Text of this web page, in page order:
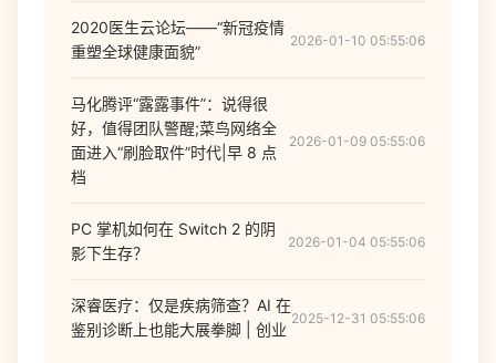
2020医生云论坛——“新冠疫情
重塑全球健康面貌”
2026-01-10 05:55:06
马化腾评“露露事件”：说得很
好，值得团队警醒;菜鸟网络全
面进入“刷脸取件”时代|早 8 点
档
2026-01-09 05:55:06
PC 掌机如何在 Switch 2 的阴
影下生存？
2026-01-04 05:55:06
深睿医疗：仅是疾病筛查？AI 在
鉴别诊断上也能大展拳脚 | 创业
2025-12-31 05:55:06